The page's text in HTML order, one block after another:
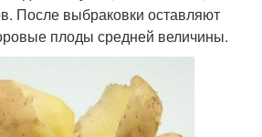
После выбраковки оставляют
плоды средней величины.